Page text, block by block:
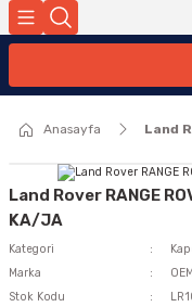
Anasayfa Land
Land Rover RANGE
KA/JA
Kategori
Marka
OEM
Stok Kodu